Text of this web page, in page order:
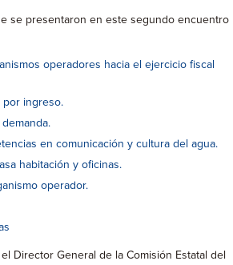
se presentaron en este segundo encuentro
operadores hacia el ejercicio fiscal
por ingreso.
en comunicación y cultura del agua.
habitación y oficinas.
operador.
Director General de la Comisión Estatal del